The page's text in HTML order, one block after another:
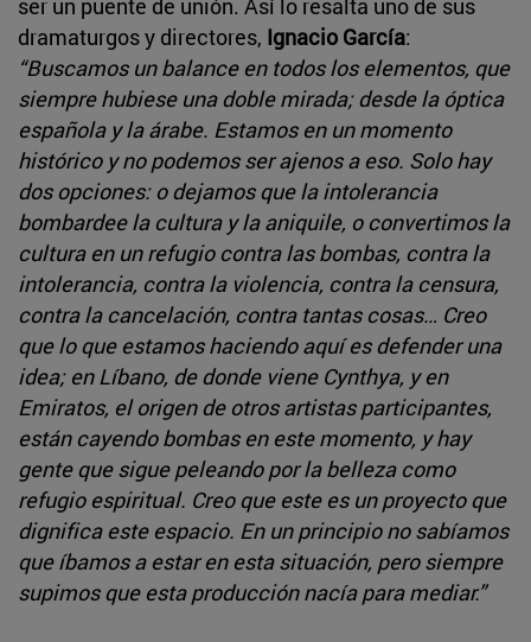
ser un puente de unión. Así lo resalta uno de sus
dramaturgos y directores, Ignacio García:
“Buscamos un balance en todos los elementos, que
siempre hubiese una doble mirada; desde la óptica
española y la árabe. Estamos en un momento
histórico y no podemos ser ajenos a eso. Solo hay
dos opciones: o dejamos que la intolerancia
bombardee la cultura y la aniquile, o convertimos la
cultura en un refugio contra las bombas, contra la
intolerancia, contra la violencia, contra la censura,
contra la cancelación, contra tantas cosas… Creo
que lo que estamos haciendo aquí es defender una
idea; en Líbano, de donde viene Cynthya, y en
Emiratos, el origen de otros artistas participantes,
están cayendo bombas en este momento, y hay
gente que sigue peleando por la belleza como
refugio espiritual. Creo que este es un proyecto que
dignifica este espacio. En un principio no sabíamos
que íbamos a estar en esta situación, pero siempre
supimos que esta producción nacía para mediar.”